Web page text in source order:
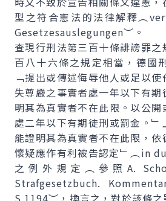
型之符合憲法的法律解釋
Gesetzesauslegungen︶。
查現行刑法第三百十條誹謗罪
百八十六條之規定相當，德國
﹁提出或傳述侮辱他人或足以
失尊嚴之事實者處一年以下有
明其為真實者不在此限。以公
處二年以下有期徒刑或罰金。
能證明其為真實者不在此限，
懷疑應作有利被告認定﹂︵in
之例外規定︵參照A.
Strafgesetzbuch.
S.1194︶，換言之，對於該條